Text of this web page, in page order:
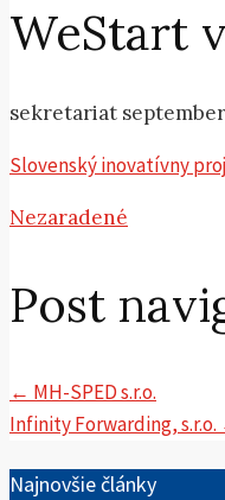
WeStart
sekretariat
Slovenský inovatívny
Nezaradené
Post
← MH-SPED s.r.o.
Infinity Forwarding, s.r.o.
Najnovšie články